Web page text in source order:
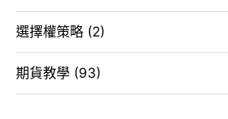
選擇權策略 (2)
期貨教學 (93)